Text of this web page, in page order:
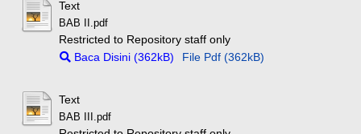
Text
BAB II.pdf
Restricted to Repository staff only
Baca Disini (362kB)
File Pdf (362kB)
Text
BAB III.pdf